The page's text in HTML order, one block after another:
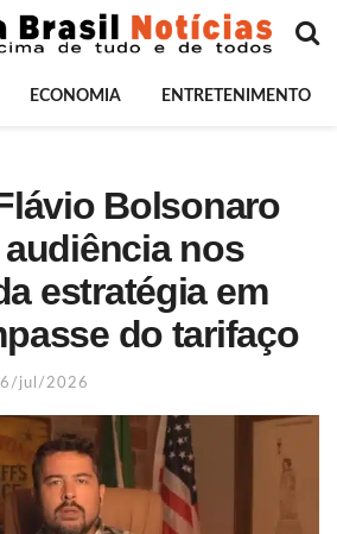
ECONOMIA ENTRETENIMENTO
Bolsonaro
nos
estratégia em
do tarifaço
jul/2026